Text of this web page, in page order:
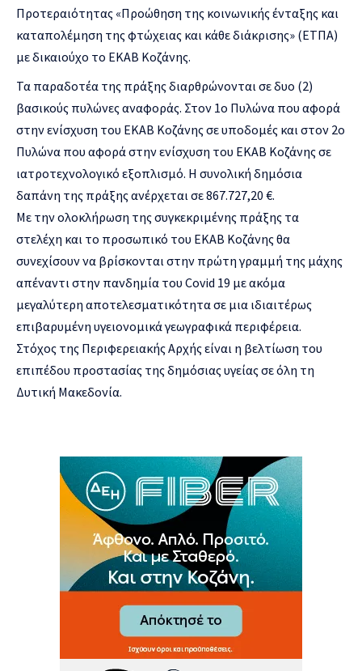
Προτεραιότητας «Προώθηση της κοινωνικής ένταξης και
καταπολέμηση της φτώχειας και κάθε διάκρισης» (ΕΤΠΑ)
με δικαιούχο το ΕΚΑΒ Κοζάνης.
Τα παραδοτέα της πράξης διαρθρώνονται σε δυο (2)
βασικούς πυλώνες αναφοράς. Στον 1ο Πυλώνα που αφορά
στην ενίσχυση του ΕΚΑΒ Κοζάνης σε υποδομές και στον 2ο
Πυλώνα που αφορά στην ενίσχυση του ΕΚΑΒ Κοζάνης σε
ιατροτεχνολογικό εξοπλισμό. Η συνολική δημόσια
δαπάνη της πράξης ανέρχεται σε 867.727,20 €.
Με την ολοκλήρωση της συγκεκριμένης πράξης τα
στελέχη και το προσωπικό του ΕΚΑΒ Κοζάνης θα
συνεχίσουν να βρίσκονται στην πρώτη γραμμή της μάχης
απέναντι στην πανδημία του Covid 19 με ακόμα
μεγαλύτερη αποτελεσματικότητα σε μια ιδιαιτέρως
επιβαρυμένη υγειονομικά γεωγραφικά περιφέρεια.
Στόχος της Περιφερειακής Αρχής είναι η βελτίωση του
επιπέδου προστασίας της δημόσιας υγείας σε όλη τη
Δυτική Μακεδονία.